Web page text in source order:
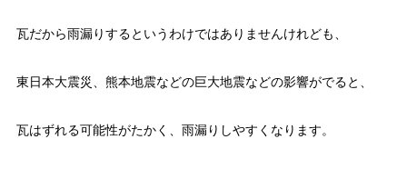
瓦だから雨漏りするというわけではありませんけれども、
東日本大震災、熊本地震などの巨大地震などの影響がでると、
瓦はずれる可能性がたかく、雨漏りしやすくなります。